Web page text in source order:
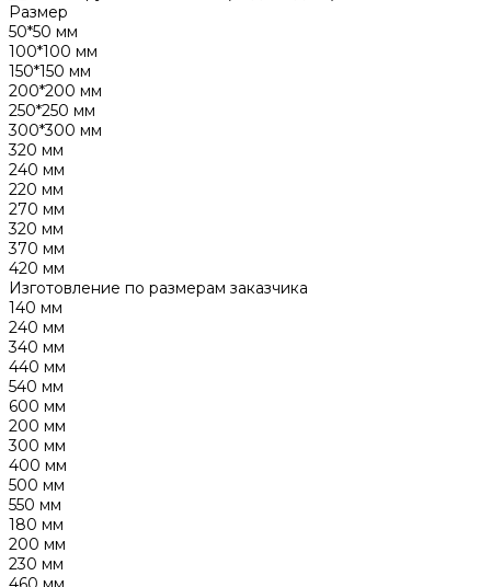
Размер
50*50 мм
100*100 мм
150*150 мм
200*200 мм
250*250 мм
300*300 мм
320 мм
240 мм
220 мм
270 мм
320 мм
370 мм
420 мм
Изготовление по размерам заказчика
140 мм
240 мм
340 мм
440 мм
540 мм
600 мм
200 мм
300 мм
400 мм
500 мм
550 мм
180 мм
200 мм
230 мм